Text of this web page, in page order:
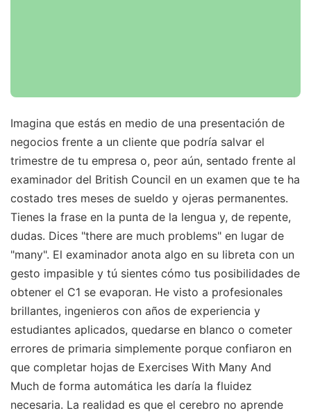
Imagina que estás en medio de una presentación de
negocios frente a un cliente que podría salvar el
trimestre de tu empresa o, peor aún, sentado frente al
examinador del British Council en un examen que te ha
costado tres meses de sueldo y ojeras permanentes.
Tienes la frase en la punta de la lengua y, de repente,
dudas. Dices "there are much problems" en lugar de
"many". El examinador anota algo en su libreta con un
gesto impasible y tú sientes cómo tus posibilidades de
obtener el C1 se evaporan. He visto a profesionales
brillantes, ingenieros con años de experiencia y
estudiantes aplicados, quedarse en blanco o cometer
errores de primaria simplemente porque confiaron en
que completar hojas de Exercises With Many And
Much de forma automática les daría la fluidez
necesaria. La realidad es que el cerebro no aprende